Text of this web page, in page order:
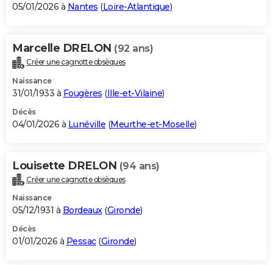
05/01/2026 à Nantes (Loire-Atlantique)
Marcelle DRELON (92 ans)
Créer une cagnotte obsèques
Naissance
31/01/1933 à Fougères (Ille-et-Vilaine)
Décès
04/01/2026 à Lunéville (Meurthe-et-Moselle)
Louisette DRELON (94 ans)
Créer une cagnotte obsèques
Naissance
05/12/1931 à Bordeaux(Gironde)
Décès
01/01/2026 à Pessac(Gironde)